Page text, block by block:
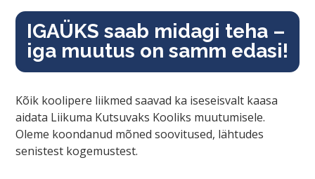
IGAÜKS saab midagi teha –
iga muutus on samm edasi!
Kõik koolipere liikmed saavad ka iseseisvalt kaasa
aidata Liikuma Kutsuvaks Kooliks muutumisele.
Oleme koondanud mõned soovitused, lähtudes
senistest kogemustest.